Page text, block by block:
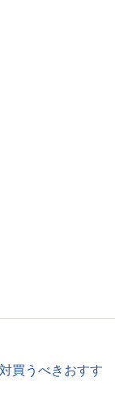
買うべきおすす